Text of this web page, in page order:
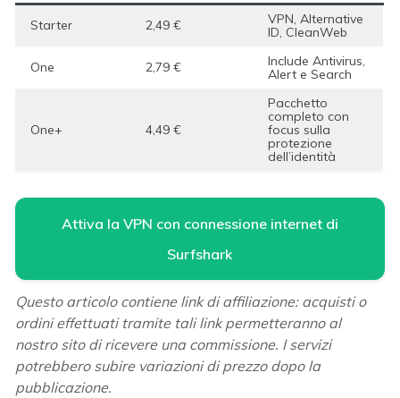
Starter 2,49 €
VPN, Alternative
ID, CleanWeb
One 2,79 €
Include Antivirus,
Alert e Search
One+ 4,49 €
Pacchetto
completo con
focus sulla
protezione
dell’identità
Attiva la VPN con connessione internet di
Surfshark
Questo articolo contiene link di affiliazione: acquisti o
ordini effettuati tramite tali link permetteranno al
nostro sito di ricevere una commissione. I servizi
potrebbero subire variazioni di prezzo dopo la
pubblicazione.